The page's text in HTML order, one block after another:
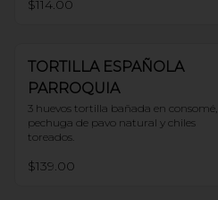
$114.00
TORTILLA ESPAÑOLA
PARROQUIA
3 huevos tortilla bañada en consomé,
pechuga de pavo natural y chiles
toreados.
$139.00